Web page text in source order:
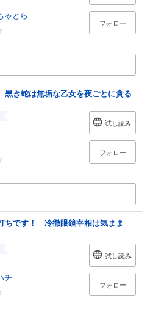
ゃとら
フォロー
き蛇は無垢な乙女を夜ごとに貪る
試し読み
フォロー
ちです！ 冷徹眼鏡宰相は気まま
チ
試し読み
フォロー